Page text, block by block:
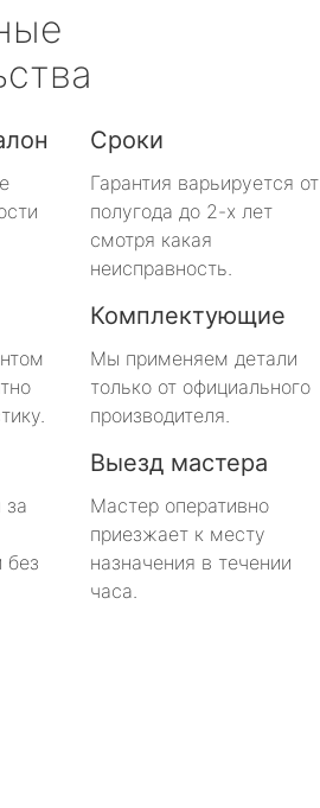
Сроки
Гарантия варьируется от
полугода до 2-х лет
смотря какая
неисправность.
Комплектующие
Мы применяем детали
только от официального
производителя.
за
без
Выезд мастера
Мастер оперативно
приезжает к месту
назначения в течении
часа.